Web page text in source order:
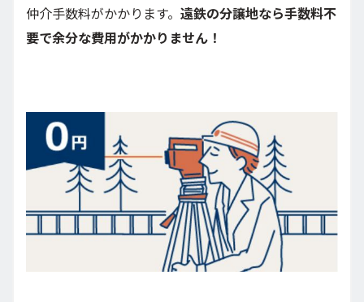
仲介手数料がかかります。 遠鉄の分譲地なら手数料不
要で余分な費用がかかりません！